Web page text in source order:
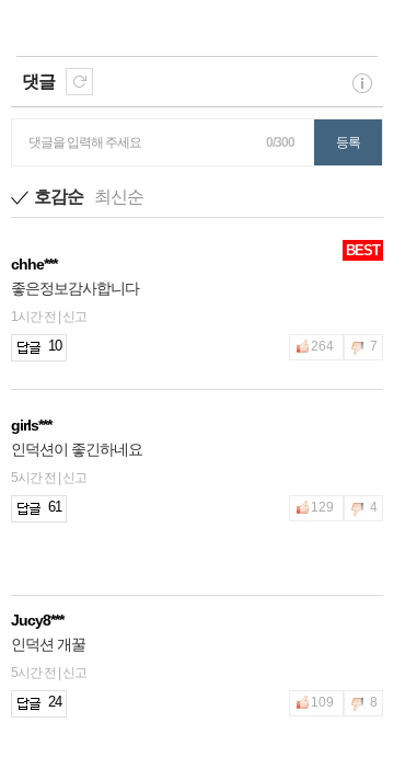
댓글
댓글을 입력해 주세요 0/300 등록
호감순 최신순
BEST
chhe***
좋은정보감사합니다
1시간 전 | 신고
10 264 7
girls***
인덕션이 좋긴하네요
5시간 전 | 신고
61 129 4
Jucy8***
인덕션 개꿀
5시간 전 | 신고
24 109 8